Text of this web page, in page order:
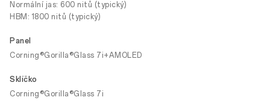
Normální jas: 600 nitů (typický)
HBM: 1800 nitů (typický)
Panel
Corning®Gorilla®Glass 7i+AMOLED
Sklíčko
Corning®Gorilla®Glass 7i